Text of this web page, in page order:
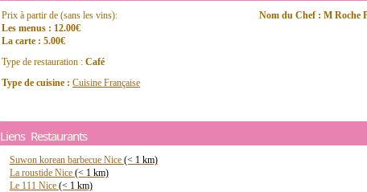
Prix à partir de (sans les vins):
Les menus : 12.00€
La carte : 5.00€
Type de restauration : Café
Type de cuisine : Cuisine Française
Nom du Chef : M Roche
Liens Restaurants
Suwon korean barbecue Nice (< 1 km)
La roustide Nice (< 1 km)
Le 111 Nice (< 1 km)